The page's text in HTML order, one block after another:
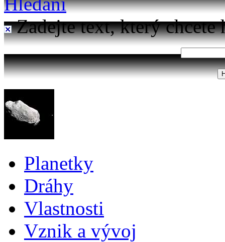
Zadejte text, který chcete
Planetky
Dráhy
Vlastnosti
Vznik a vývoj